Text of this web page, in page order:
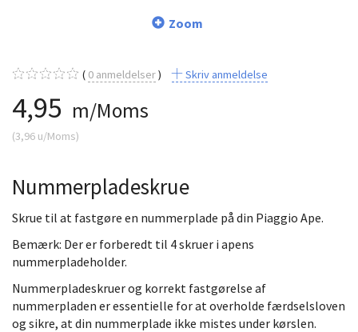
Zoom
0 anmeldelser Skriv anmeldelse
4,95 m/Moms
(3,96 u/Moms)
Nummerpladeskrue
Skrue til at fastgøre en nummerplade på din Piaggio Ape.
Bemærk: Der er forberedt til 4 skruer i apens
nummerpladeholder.
Nummerpladeskruer og korrekt fastgørelse af
nummerpladen er essentielle for at overholde færdselsloven
og sikre, at din nummerplade ikke mistes under kørslen.